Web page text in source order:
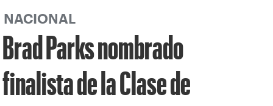
NACIONAL
Brad Parks nombrado
finalista de la Clase de